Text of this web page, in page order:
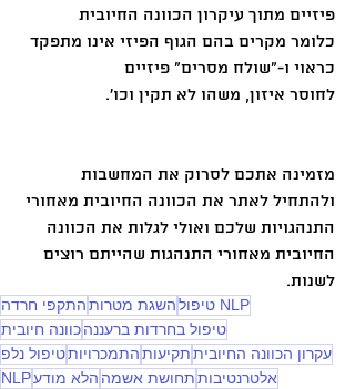
פיזיים מתוך עיקרון הכוונה החיובית
כלומר מקרים בהם הגוף הפיזי אינו מתפקד
כראוי ו-"שולח מסרים" פיזיים
לחוסר איזון, משהו לא תקין וכו'.
מזמינה אתכם לסרוק את המחשבות
ולהתחיל לאתר את הכוונה החיובית מאחורי
התנהגויות שלכם ואולי לגלות את הכוונה
החיובית מאחורי התנהגות שהייתם רוצים
לשנות.
NLP טיפול השגת מטרותהתקפי חרדה
טיפול בחרדות ברעננהכוונה חיובית
עקרון הכוונה החיוביתתקיעותהתמכרויותטיפול נלפ
אלטרנטיבותתחושת אשמה הלא מודעNLP